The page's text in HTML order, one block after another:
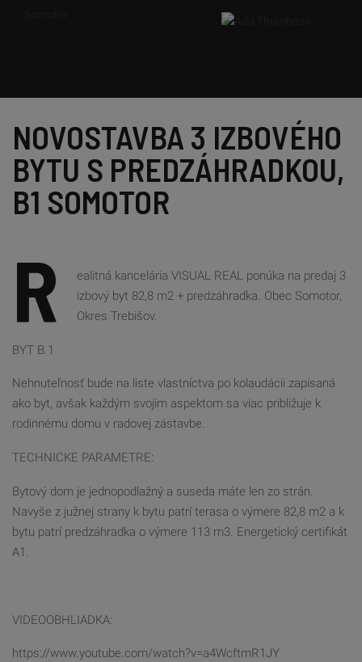
NOVOSTAVBA 3 IZBOVÉHO
BYTU S PREDZÁHRADKOU,
B1 SOMOTOR
R
ealitná kancelária VISUAL REAL ponúka na predaj 3
izbový byt 82,8 m2 + predzáhradka. Obec Somotor,
Okres Trebišov.
BYT B.1
Nehnuteľnosť bude na liste vlastníctva po kolaudácii zapísaná
ako byt, avšak každým svojím aspektom sa viac približuje k
rodinnému domu v radovej zástavbe.
TECHNICKE PARAMETRE:
Bytový dom je jednopodlažný a suseda máte len zo strán.
Navyše z južnej strany k bytu patrí terasa o výmere 82,8 m2 a k
bytu patrí predzáhradka o výmere 113 m3. Energetický certifikát
A1.
VIDEOOBHLIADKA:
https://www.youtube.com/watch?v=a4WcftmR1JY